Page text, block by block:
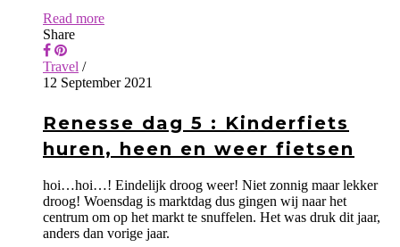
Read more
Share
Travel /
12 September 2021
Renesse dag 5 : Kinderfiets
huren, heen en weer fietsen
hoi…hoi…! Eindelijk droog weer! Niet zonnig maar lekker
droog! Woensdag is marktdag dus gingen wij naar het
centrum om op het markt te snuffelen. Het was druk dit jaar,
anders dan vorige jaar.